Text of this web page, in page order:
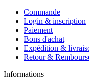
Commande
Login & inscription
Paiement
Bons d'achat
Expédition &
Retour &
Informations